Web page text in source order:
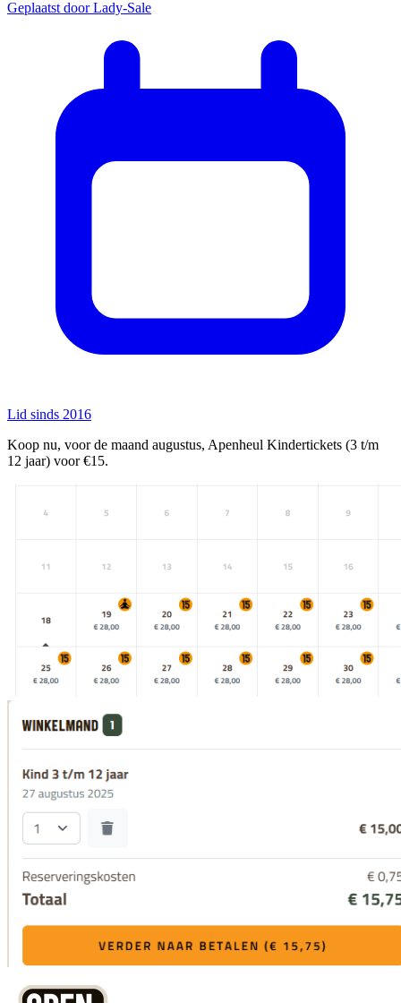
Geplaatst doorLady-Sale
Lid sinds 2016
Koop nu, voor de maand augustus, Apenheul Kindertickets (3 t/m
12 jaar) voor €15.